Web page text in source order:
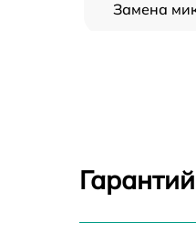
Замена
Ремонт